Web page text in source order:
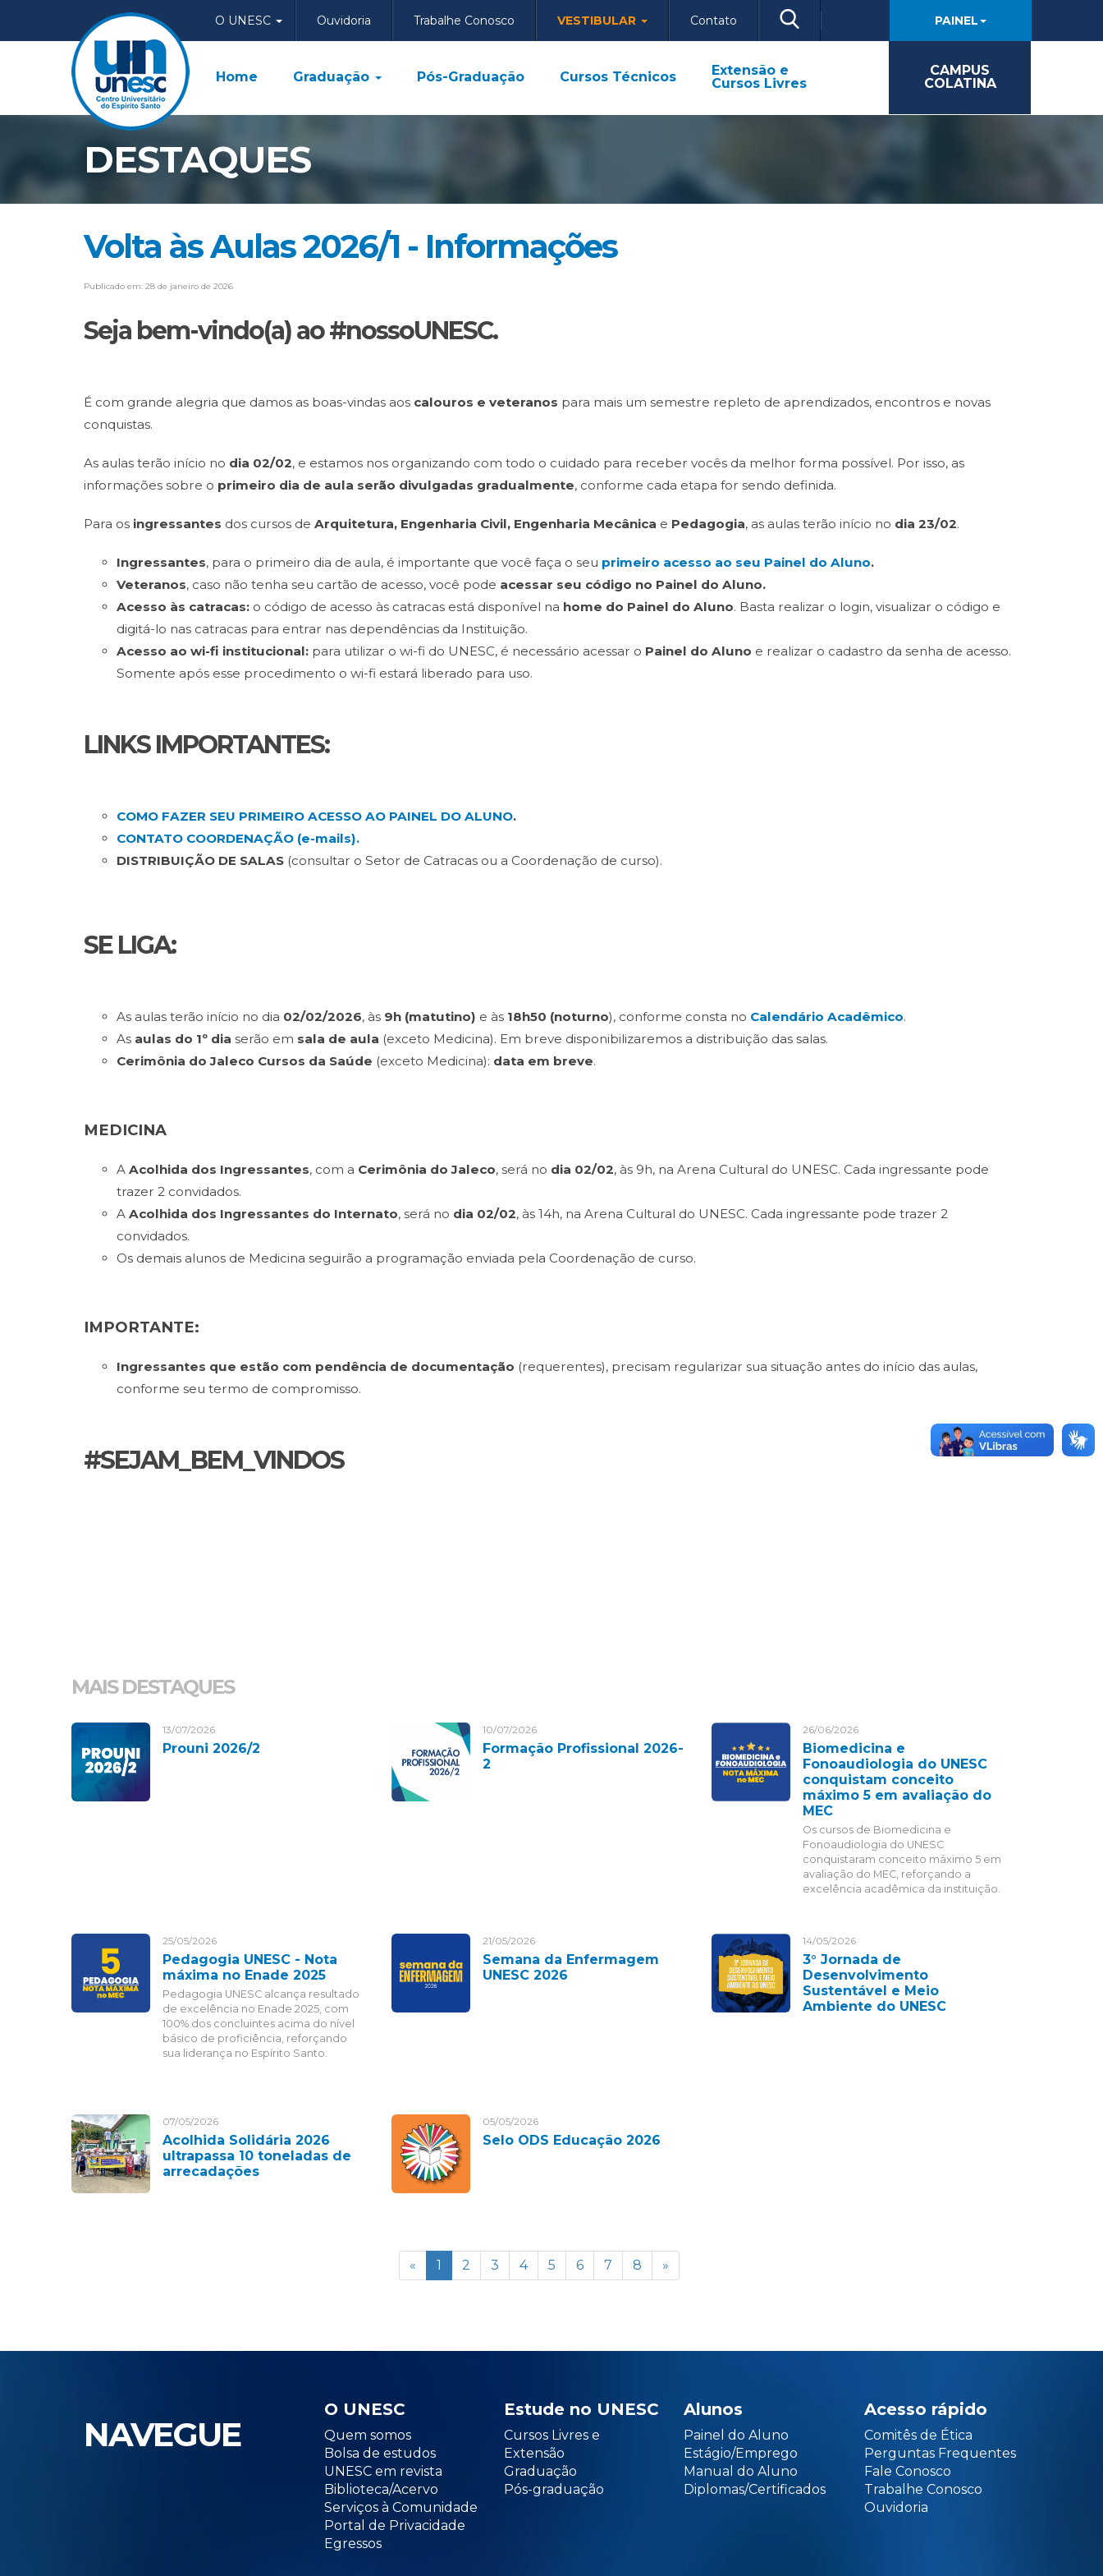
O UNESC Ouvidoria Trabalhe Conosco VESTIBULAR Contato PAINEL
Home Graduação Pós-Graduação Cursos Técnicos
Extensão e
Cursos Livres
CAMPUS
COLATINA
DESTAQUES
Volta às Aulas 2026/1 - Informações
Publicado em: 28 de janeiro de 2026
Seja bem-vindo(a) ao #nossoUNESC.
É com grande alegria que damos as boas-vindas aos calouros e veteranos para mais um semestre repleto de aprendizados, encontros e novas
conquistas.
As aulas terão início no dia 02/02, e estamos nos organizando com todo o cuidado para receber vocês da melhor forma possível. Por isso, as
informações sobre o primeiro dia de aula serão divulgadas gradualmente, conforme cada etapa for sendo definida.
Para os ingressantes dos cursos de Arquitetura, Engenharia Civil, Engenharia Mecânica e Pedagogia, as aulas terão início no dia 23/02.
Ingressantes, para o primeiro dia de aula, é importante que você faça o seu primeiro acesso ao seu Painel do Aluno.
Veteranos, caso não tenha seu cartão de acesso, você pode acessar seu código no Painel do Aluno.
Acesso às catracas: o código de acesso às catracas está disponível na home do Painel do Aluno. Basta realizar o login, visualizar o código e
digitá-lo nas catracas para entrar nas dependências da Instituição.
Acesso ao wi-fi institucional: para utilizar o wi-fi do UNESC, é necessário acessar o Painel do Aluno e realizar o cadastro da senha de acesso.
Somente após esse procedimento o wi-fi estará liberado para uso.
LINKS IMPORTANTES:
COMO FAZER SEU PRIMEIRO ACESSO AO PAINEL DO ALUNO.
CONTATO COORDENAÇÃO (e-mails).
DISTRIBUIÇÃO DE SALAS (consultar o Setor de Catracas ou a Coordenação de curso).
SE LIGA:
As aulas terão início no dia 02/02/2026, às 9h (matutino) e às 18h50 (noturno), conforme consta no Calendário Acadêmico.
As aulas do 1º dia serão em sala de aula (exceto Medicina). Em breve disponibilizaremos a distribuição das salas.
Cerimônia do Jaleco Cursos da Saúde (exceto Medicina): data em breve.
MEDICINA
A Acolhida dos Ingressantes, com a Cerimônia do Jaleco, será no dia 02/02, às 9h, na Arena Cultural do UNESC. Cada ingressante pode
trazer 2 convidados.
A Acolhida dos Ingressantes do Internato, será no dia 02/02, às 14h, na Arena Cultural do UNESC. Cada ingressante pode trazer 2
convidados.
Os demais alunos de Medicina seguirão a programação enviada pela Coordenação de curso.
IMPORTANTE:
Ingressantes que estão com pendência de documentação (requerentes), precisam regularizar sua situação antes do início das aulas,
conforme seu termo de compromisso.
#SEJAM_BEM_VINDOS
MAIS DESTAQUES
13/07/2026
Prouni 2026/2
10/07/2026
Formação Profissional 2026-
2
26/06/2026
Biomedicina e
Fonoaudiologia do UNESC
conquistam conceito
máximo 5 em avaliação do
MEC
Os cursos de Biomedicina e
Fonoaudiologia do UNESC
conquistaram conceito máximo 5 em
avaliação do MEC, reforçando a
excelência acadêmica da instituição.
25/05/2026
Pedagogia UNESC - Nota
máxima no Enade 2025
Pedagogia UNESC alcança resultado
de excelência no Enade 2025, com
100% dos concluintes acima do nível
básico de proficiência, reforçando
sua liderança no Espírito Santo.
21/05/2026
Semana da Enfermagem
UNESC 2026
14/05/2026
3° Jornada de
Desenvolvimento
Sustentável e Meio
Ambiente do UNESC
07/05/2026
Acolhida Solidária 2026
ultrapassa 10 toneladas de
arrecadações
05/05/2026
Selo ODS Educação 2026
« 1 2 3 4 5 6 7 8 »
NAVEGUE
O UNESC
Quem somos
Bolsa de estudos
UNESC em revista
Biblioteca/Acervo
Serviços à Comunidade
Portal de Privacidade
Egressos
Estude no UNESC
Cursos Livres e
Extensão
Graduação
Pós-graduação
Alunos
Painel do Aluno
Estágio/Emprego
Manual do Aluno
Diplomas/Certificados
Acesso rápido
Comitês de Ética
Perguntas Frequentes
Fale Conosco
Trabalhe Conosco
Ouvidoria